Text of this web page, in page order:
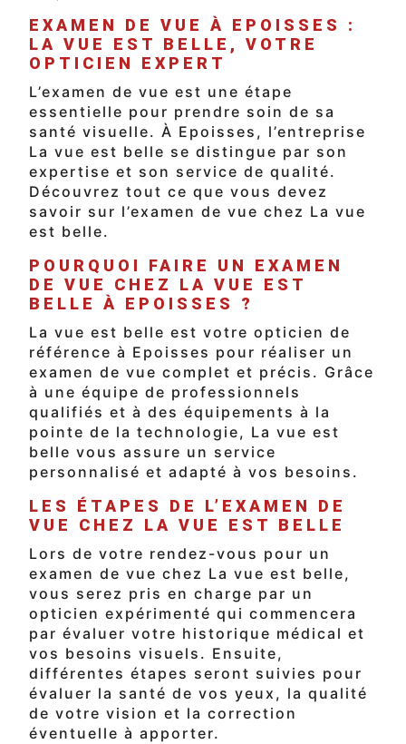
EXAMEN DE VUE À EPOISSES :
LA VUE EST BELLE, VOTRE
OPTICIEN EXPERT
L’examen de vue est une étape
essentielle pour prendre soin de sa
santé visuelle. À Epoisses, l’entreprise
La vue est belle se distingue par son
expertise et son service de qualité.
Découvrez tout ce que vous devez
savoir sur l’examen de vue chez La vue
est belle.
POURQUOI FAIRE UN EXAMEN
DE VUE CHEZ LA VUE EST
BELLE À EPOISSES ?
La vue est belle est votre opticien de
référence à Epoisses pour réaliser un
examen de vue complet et précis. Grâce
à une équipe de professionnels
qualifiés et à des équipements à la
pointe de la technologie, La vue est
belle vous assure un service
personnalisé et adapté à vos besoins.
LES ÉTAPES DE L’EXAMEN DE
VUE CHEZ LA VUE EST BELLE
Lors de votre rendez-vous pour un
examen de vue chez La vue est belle,
vous serez pris en charge par un
opticien expérimenté qui commencera
par évaluer votre historique médical et
vos besoins visuels. Ensuite,
différentes étapes seront suivies pour
évaluer la santé de vos yeux, la qualité
de votre vision et la correction
éventuelle à apporter.